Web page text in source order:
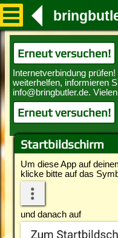
Startbildschirm
Um diese App auf
klicke bitte auf das
und danach auf
Erneut versuchen!
Erneut versuchen!